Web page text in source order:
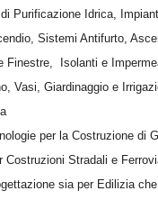
Purificazione Idrica,
Sistemi Antifurto,
Finestre, Isolanti e
Vasi, Giardinaggio e
per la Costruzione di
Costruzioni Stradali e
sia per Edilizia